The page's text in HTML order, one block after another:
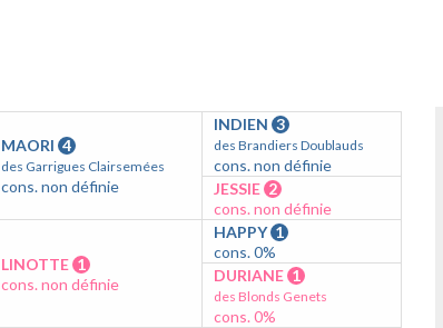
MAORI 4
des Garrigues Clairsemées
cons. non définie
INDIEN 3
des Brandiers Doublauds
cons. non définie
JESSIE 2
cons. non définie
LINOTTE 1
cons. non définie
HAPPY 1
cons. 0%
DURIANE 1
des Blonds Genets
cons. 0%